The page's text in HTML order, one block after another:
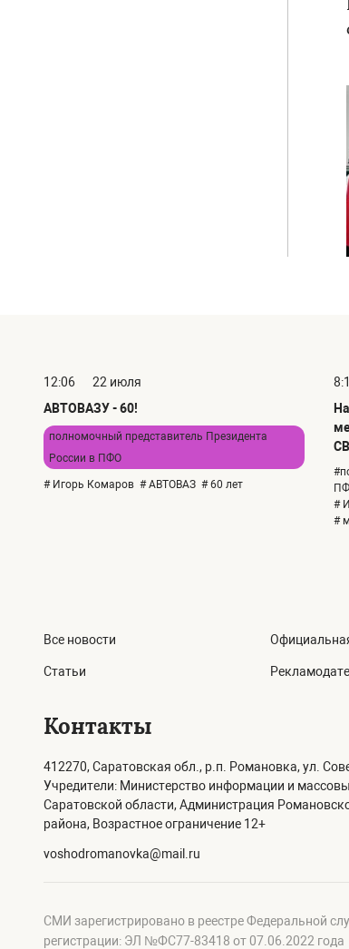
12:06
22 июля
АВТОВАЗУ - 60!
полномочный представитель Президента
России в ПФО
# Игорь Комаров # АВТОВАЗ # 60 лет
#
#
Все новости
Статьи
Контакты
412270, Саратовская обл., р.п. Романовка, ул.
Учредители: Министерство информации и
Саратовской области, Администрация
района, Возрастное ограничение 12+
voshodromanovka@mail.ru
СМИ зарегистрировано в реестре Федеральной
регистрации: ЭЛ №ФС77-83418 от 07.06.2022 года